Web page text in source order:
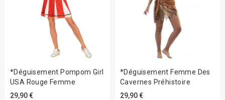
*Déguisement Pompom Girl
USA Rouge Femme
29,90 €
*Déguisement Femme Des
Cavernes Préhistoire
29,90 €